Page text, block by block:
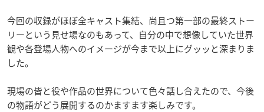
今回の収録がほぼ全キャスト集結、尚且つ第一部の最終ストー
リーという見せ場なのもあって、自分の中で想像していた世界
観や各登場人物へのイメージが今まで以上にグッッと深まりま
した。
現場の皆と役や作品の世界について色々話し合えたので、今後
の物語がどう展開するのかますます楽しみです。